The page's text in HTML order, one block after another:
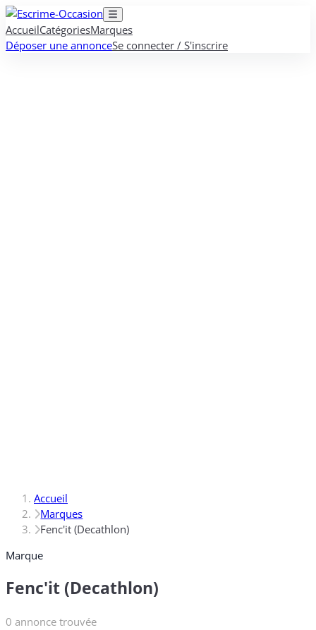
AccueilCatégoriesMarques
Déposer une annonceSe connecter / S'inscrire
Accueil
Marques
Fenc'it (Decathlon)
Marque
Fenc'it (Decathlon)
0 annonce trouvée